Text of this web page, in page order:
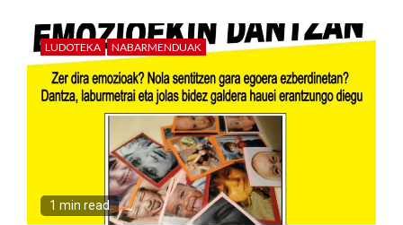
LUDOTEKA NABARMENDUAK
1 min read